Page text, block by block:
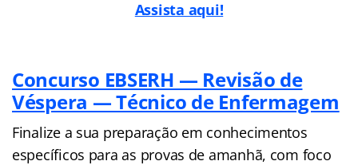
Assista aqui!
Concurso EBSERH — Revisão de
Véspera — Técnico de Enfermagem
Finalize a sua preparação em conhecimentos
específicos para as provas de amanhã, com foco